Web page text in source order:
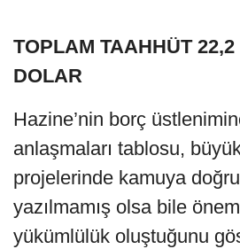
TOPLAM TAAHHÜT 22,2
DOLAR
Hazine’nin borç
anlaşmaları tablosu,
projelerinde kamuya
yazılmamış olsa bile
yükümlülük oluştuğunu